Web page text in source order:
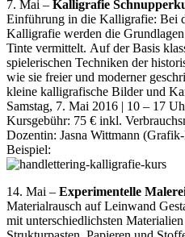
7. Mai – Kalligrafie
Einführung in die Kalligrafie: Bei
Kalligrafie werden die
Tinte vermittelt. Auf der Basis
spielerischen Techniken der
wie sie freier und moderner
kleine kalligrafische Bilder und
Samstag, 7. Mai 2016 | 10 – 17
Kursgebühr: 75 € inkl.
Dozentin: Jasna Wittmann
Beispiel:
14. Mai – Experimentelle
Materialrausch auf Leinwand
mit unterschiedlichsten